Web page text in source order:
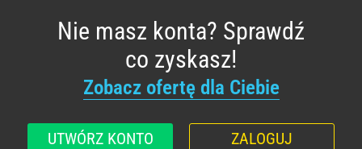
Nie masz konta? Sprawdź
co zyskasz!
Zobacz ofertę dla Ciebie
UTWÓRZ KONTO ZALOGUJ